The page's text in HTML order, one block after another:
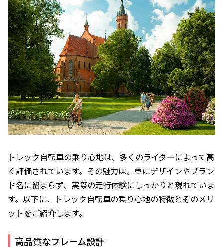
トレック自転車の乗り心地は、多くのライダーによって高
く評価されています。その魅力は、単にデザインやブラン
ド名に留まらず、実際の走行体験にしっかりと現れていま
す。以下に、トレック自転車の乗り心地の特徴とそのメリ
ットをご紹介します。
高品質なフレーム設計